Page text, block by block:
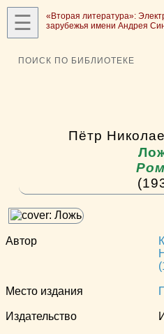
☰
«Вторая литература»:
зарубежья имени Андрея
ПОИСК ПО БИБЛИОТЕКЕ
Пётр
Автор
Место издания
Издательство